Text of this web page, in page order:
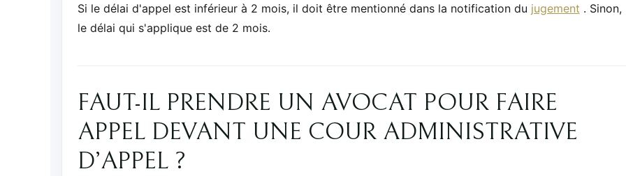
Si le délai d'appel est inférieur à 2 mois, il doit être mentionné dans la notification du jugement . Sinon,
le délai qui s'applique est de 2 mois.
FAUT-IL PRENDRE UN AVOCAT POUR FAIRE
APPEL DEVANT UNE COUR ADMINISTRATIVE
D’APPEL ?